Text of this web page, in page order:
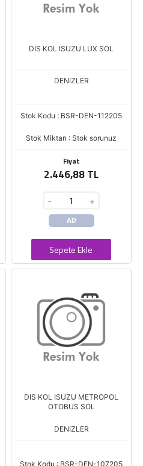
DIS KOL ISUZU LUX SOL
DENIZLER
Stok Kodu : BSR-DEN-112205
Stok Miktarı : Stok sorunuz
Fiyat
2.446,88 TL
- +
AD
Sepete Ekle
DIS KOL ISUZU METROPOL
OTOBUS SOL
DENIZLER
Stok Kodu : BSR-DEN-107205